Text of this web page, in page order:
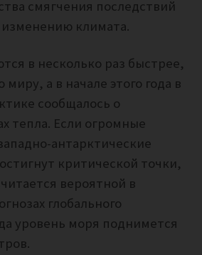
смягчения последствий
климата.
в несколько раз быстрее,
а в начале этого года в
сообщалось о
тепла. Если огромные
антарктические
критической точки,
вероятной в
глобального
уровень моря поднимется